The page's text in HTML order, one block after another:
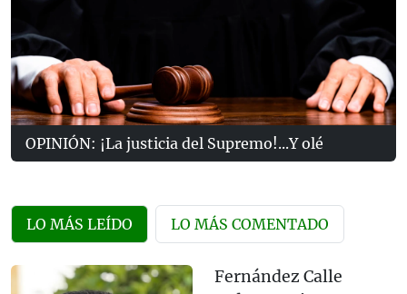
OPINIÓN: ¡La justicia del Supremo!...Y olé
LO MÁS LEÍDO LO MÁS COMENTADO
Fernández Calle